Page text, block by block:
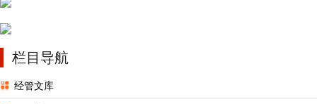
栏目导航
经管文库